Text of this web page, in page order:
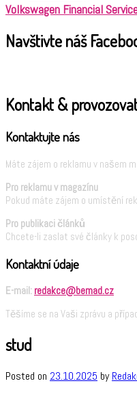
Volkswagen Financial
Navštivte náš
Kontakt &
Kontaktujte nás
Máte zájem o reklamu v našem
Pro reklamu v magazínu
Pokud máte zájem o umístění
Pro publikaci článků
Chcete-li zaslat své články k
Kontaktní údaje
E-mail: redakce@bemad.cz
Těšíme se na Vaši zprávu a
stud
Posted on 23.10.2025 by